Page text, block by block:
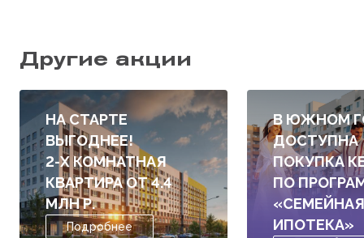
Другие акции
НА СТАРТЕ
ВЫГОДНЕЕ!
2-Х КОМНАТНАЯ
КВАРТИРА ОТ 4.4
МЛН Р.
Подробнее
В ЮЖНОМ
ДОСТУПНА
ПОКУПКА
ПО
«СЕМЕЙНАЯ
ИПОТЕКА»